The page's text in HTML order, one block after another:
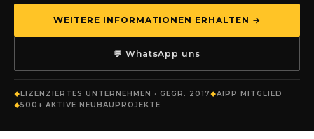
WEITERE INFORMATIONEN ERHALTEN →
💬 WhatsApp uns
LIZENZIERTES UNTERNEHMEN · GEGR. 2017
AIPP MITGLIED
500+ AKTIVE NEUBAUPROJEKTE